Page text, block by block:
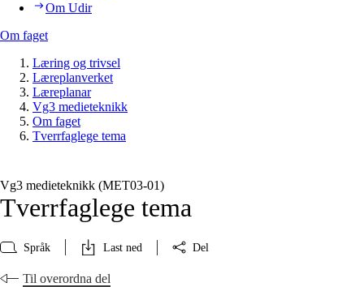
Om Udir
Om faget
Læring og trivsel
Læreplanverket
Læreplanar
Vg3 medieteknikk
Om faget
Tverrfaglege tema
Vg3 medieteknikk (MET03‑01)
Tverrfaglege tema
Språk Last ned Del
Til overordna del